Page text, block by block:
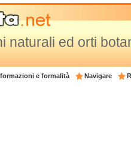
naturali ed orti
e formalità Navigare